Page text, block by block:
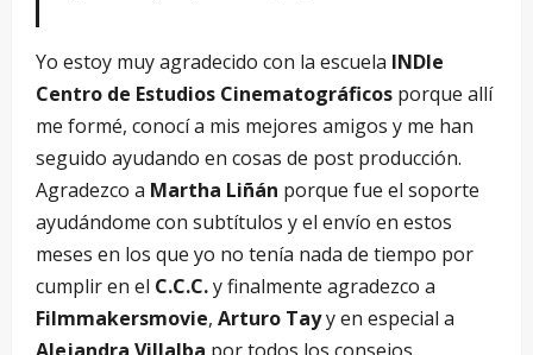
Yo estoy muy agradecido con la escuela INDIe
Centro de Estudios Cinematográficos porque allí
me formé, conocí a mis mejores amigos y me han
seguido ayudando en cosas de post producción.
Agradezco a Martha Liñán porque fue el soporte
ayudándome con subtítulos y el envío en estos
meses en los que yo no tenía nada de tiempo por
cumplir en el C.C.C.y finalmente agradezco a
Filmmakersmovie, Arturo Tayy en especial a